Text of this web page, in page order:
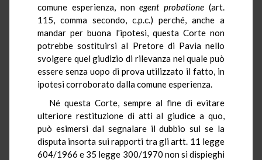
comune esperienza, nonegentprobatione (art.
115, comma secondo, c.p.c.) perché, anche a
mandar per buona l'ipotesi, questa Corte non
potrebbe sostituirsi al Pretore di Pavia nello
svolgere quel giudizio di rilevanza nel quale può
essere senza uopo di prova utilizzato il fatto, in
ipotesi corroborato dalla comune esperienza.
Né questa Corte, sempre al fine di evitare
ulteriore restituzione di atti al giudice a quo,
può esimersi dal segnalare il dubbio sul se la
disputa insorta sui rapporti tra gli artt. 11 legge
604/1966 e 35 legge 300/1970 non si dispieghi